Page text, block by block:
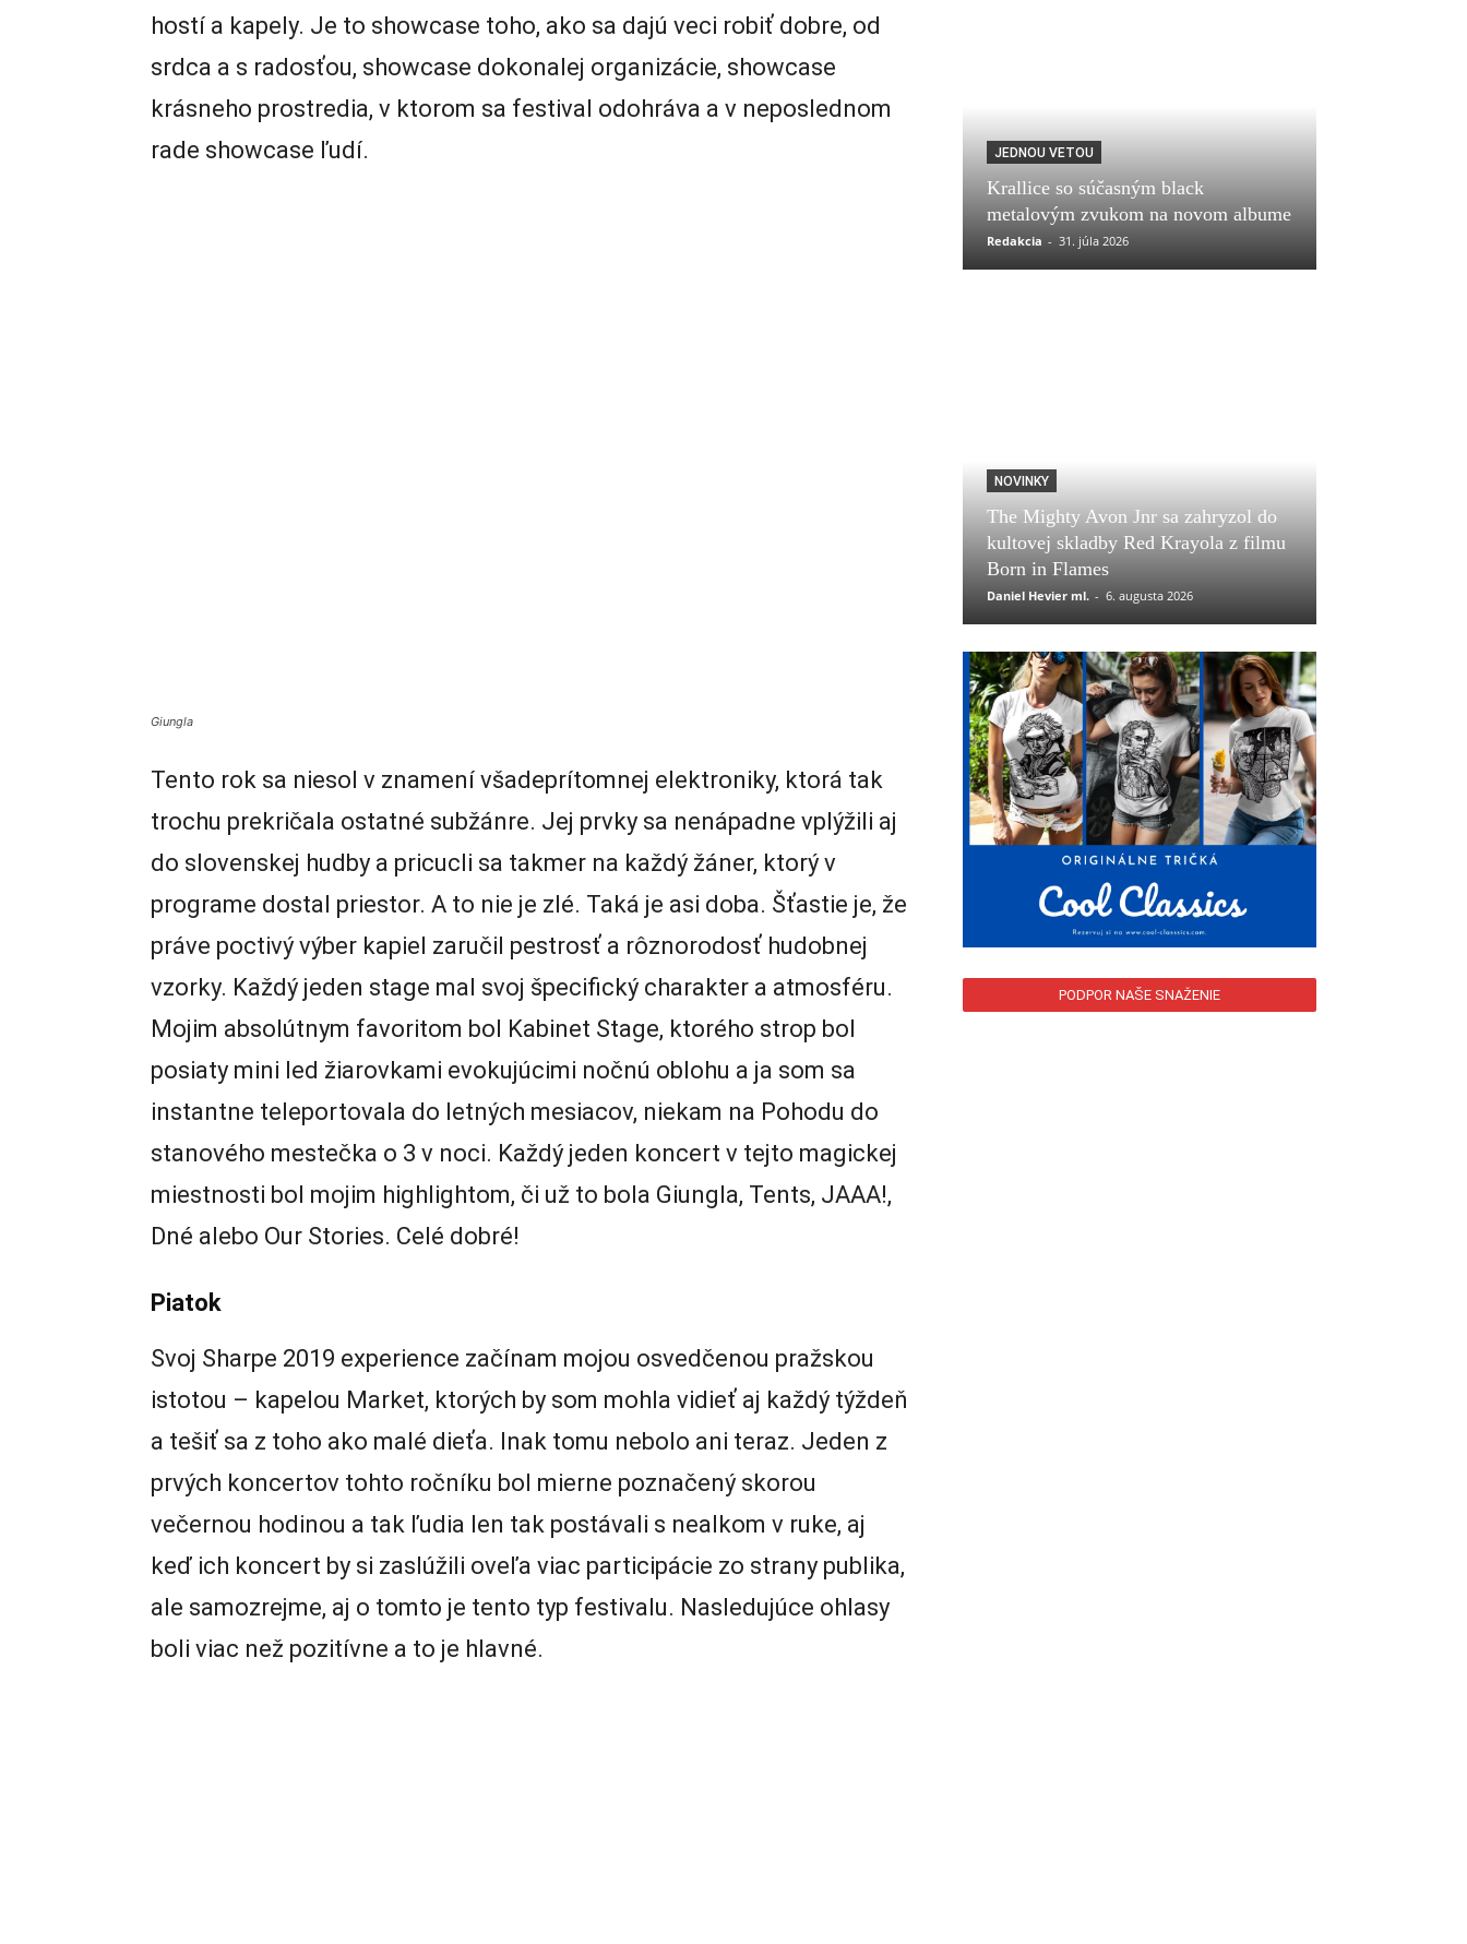
hostí a kapely. Je to showcase toho, ako sa dajú veci robiť dobre, od
srdca a s radosťou, showcase dokonalej organizácie, showcase
krásneho prostredia, v ktorom sa festival odohráva a v neposlednom
rade showcase ľudí.
Giungla
Tento rok sa niesol v znamení všadeprítomnej elektroniky, ktorá tak
trochu prekričala ostatné subžánre. Jej prvky sa nenápadne vplýžili aj
do slovenskej hudby a pricucli sa takmer na každý žáner, ktorý v
programe dostal priestor. A to nie je zlé. Taká je asi doba. Šťastie je, že
práve poctivý výber kapiel zaručil pestrosť a rôznorodosť hudobnej
vzorky. Každý jeden stage mal svoj špecifický charakter a atmosféru.
Mojim absolútnym favoritom bol Kabinet Stage, ktorého strop bol
posiaty mini led žiarovkami evokujúcimi nočnú oblohu a ja som sa
instantne teleportovala do letných mesiacov, niekam na Pohodu do
stanového mestečka o 3 v noci. Každý jeden koncert v tejto magickej
miestnosti bol mojim highlightom, či už to bola Giungla, Tents, JAAA!,
Dné alebo Our Stories. Celé dobré!
Piatok
Svoj Sharpe 2019 experience začínam mojou osvedčenou pražskou
istotou – kapelou Market, ktorých by som mohla vidieť aj každý týždeň
a tešiť sa z toho ako malé dieťa. Inak tomu nebolo ani teraz. Jeden z
prvých koncertov tohto ročníku bol mierne poznačený skorou
večernou hodinou a tak ľudia len tak postávali s nealkom v ruke, aj
keď ich koncert by si zaslúžili oveľa viac participácie zo strany publika,
ale samozrejme, aj o tomto je tento typ festivalu. Nasledujúce ohlasy
boli viac než pozitívne a to je hlavné.
JEDNOU VETOU
Krallice so súčasným black
metalovým zvukom na novom albume
Redakcia - 31. júla 2026
NOVINKY
The Mighty Avon Jnr sa zahryzol do
kultovej skladby Red Krayola z filmu
Born in Flames
Daniel Hevier ml. - 6. augusta 2026
PODPOR NAŠE SNAŽENIE